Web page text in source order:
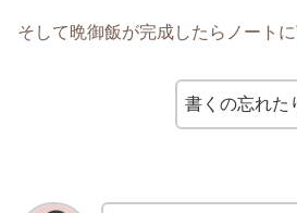
そして晩御飯が完成したらノートに
書くの忘れた